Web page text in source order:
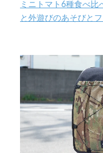
ミニトマト6種食べ比
と外遊びのあそびと